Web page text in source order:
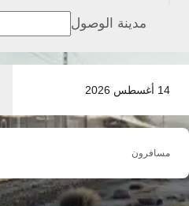
14 أغسطس 2026
مدينة الوصول
مسافرون